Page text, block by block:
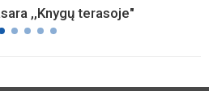
,,Knygų terasoje"